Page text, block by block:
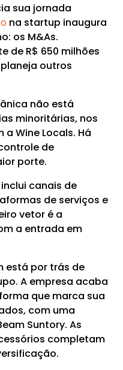
sua jornada
na startup inaugura
os M&As.
de R$ 650 milhões
outros
não está
minoritárias, nos
Wine Locals. Há
de
porte.
canais de
de serviços e
vetor é a
a entrada em
está por trás de
A empresa acaba
que marca sua
com uma
Suntory. As
completam